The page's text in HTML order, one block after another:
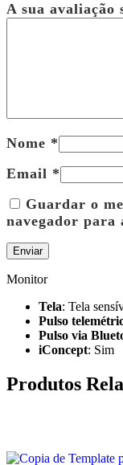
A sua avaliação
Nome *
Email *
Guardar o
navegador para
Monitor
Tela: Tela
Pulso
Pulso via
iConcept: Sim
Produtos